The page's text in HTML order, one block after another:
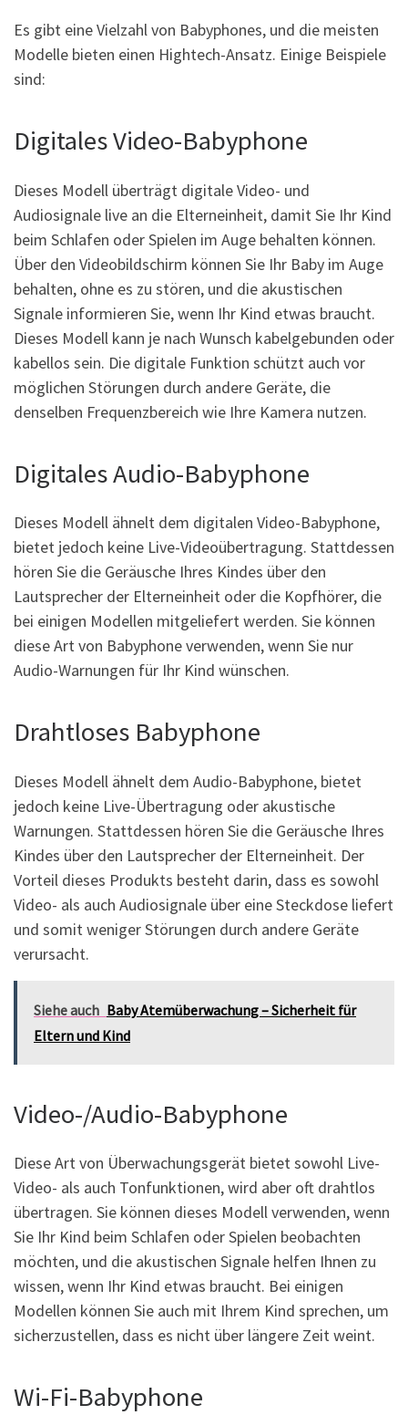
Es gibt eine Vielzahl von Babyphones, und die meisten
Modelle bieten einen Hightech-Ansatz. Einige Beispiele
sind:
Digitales Video-Babyphone
Dieses Modell überträgt digitale Video- und
Audiosignale live an die Elterneinheit, damit Sie Ihr Kind
beim Schlafen oder Spielen im Auge behalten können.
Über den Videobildschirm können Sie Ihr Baby im Auge
behalten, ohne es zu stören, und die akustischen
Signale informieren Sie, wenn Ihr Kind etwas braucht.
Dieses Modell kann je nach Wunsch kabelgebunden oder
kabellos sein. Die digitale Funktion schützt auch vor
möglichen Störungen durch andere Geräte, die
denselben Frequenzbereich wie Ihre Kamera nutzen.
Digitales Audio-Babyphone
Dieses Modell ähnelt dem digitalen Video-Babyphone,
bietet jedoch keine Live-Videoübertragung. Stattdessen
hören Sie die Geräusche Ihres Kindes über den
Lautsprecher der Elterneinheit oder die Kopfhörer, die
bei einigen Modellen mitgeliefert werden. Sie können
diese Art von Babyphone verwenden, wenn Sie nur
Audio-Warnungen für Ihr Kind wünschen.
Drahtloses Babyphone
Dieses Modell ähnelt dem Audio-Babyphone, bietet
jedoch keine Live-Übertragung oder akustische
Warnungen. Stattdessen hören Sie die Geräusche Ihres
Kindes über den Lautsprecher der Elterneinheit. Der
Vorteil dieses Produkts besteht darin, dass es sowohl
Video- als auch Audiosignale über eine Steckdose liefert
und somit weniger Störungen durch andere Geräte
verursacht.
Siehe auch Baby Atemüberwachung – Sicherheit für
Eltern und Kind
Video-/Audio-Babyphone
Diese Art von Überwachungsgerät bietet sowohl Live-
Video- als auch Tonfunktionen, wird aber oft drahtlos
übertragen. Sie können dieses Modell verwenden, wenn
Sie Ihr Kind beim Schlafen oder Spielen beobachten
möchten, und die akustischen Signale helfen Ihnen zu
wissen, wenn Ihr Kind etwas braucht. Bei einigen
Modellen können Sie auch mit Ihrem Kind sprechen, um
sicherzustellen, dass es nicht über längere Zeit weint.
Wi-Fi-Babyphone